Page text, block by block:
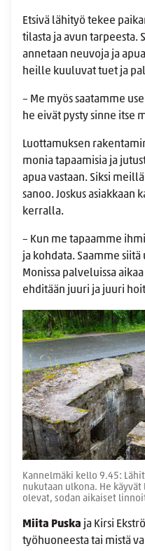
Etsivä lähityö tekee
tilasta ja avun tarpeesta.
annetaan neuvoja ja
heille kuuluvat tuet ja
– Me myös saatamme
he eivät pysty sinne itse
Luottamuksen
monia tapaamisia ja
apua vastaan. Siksi
sanoo. Joskus asiakkaan
kerralla.
– Kun me tapaamme
ja kohdata. Saamme
Monissa palveluissa
ehditään juuri ja juuri
Kannelmäki kello 9.45:
nukutaan ulkona. He käyvät
olevat, sodan aikaiset
Miita Puska ja Kirsi
työhuoneesta tai mistä